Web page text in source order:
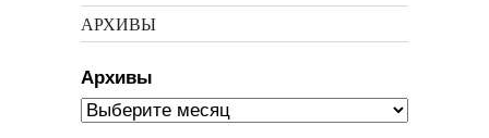
АРХИВЫ
Архивы